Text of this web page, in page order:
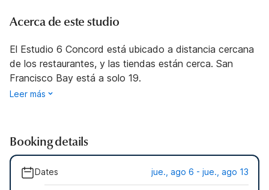
Acerca de este studio
El Estudio 6 Concord está ubicado a distancia cercana
de los restaurantes, y las tiendas están cerca. San
Francisco Bay está a solo 19.
Leer más
Booking details
Dates jue., ago 6 - jue., ago 13